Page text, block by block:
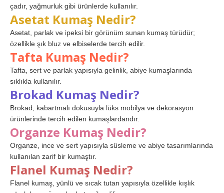
çadır, yağmurluk gibi ürünlerde kullanılır.
Asetat Kumaş Nedir?
Asetat, parlak ve ipeksi bir görünüm sunan kumaş türüdür;
özellikle şık bluz ve elbiselerde tercih edilir.
Tafta Kumaş Nedir?
Tafta, sert ve parlak yapısıyla gelinlik, abiye kumaşlarında
sıklıkla kullanılır.
Brokad Kumaş Nedir?
Brokad, kabartmalı dokusuyla lüks mobilya ve dekorasyon
ürünlerinde tercih edilen kumaşlardandır.
Organze Kumaş Nedir?
Organze, ince ve sert yapısıyla süsleme ve abiye tasarımlarında
kullanılan zarif bir kumaştır.
Flanel Kumaş Nedir?
Flanel kumaş, yünlü ve sıcak tutan yapısıyla özellikle kışlık